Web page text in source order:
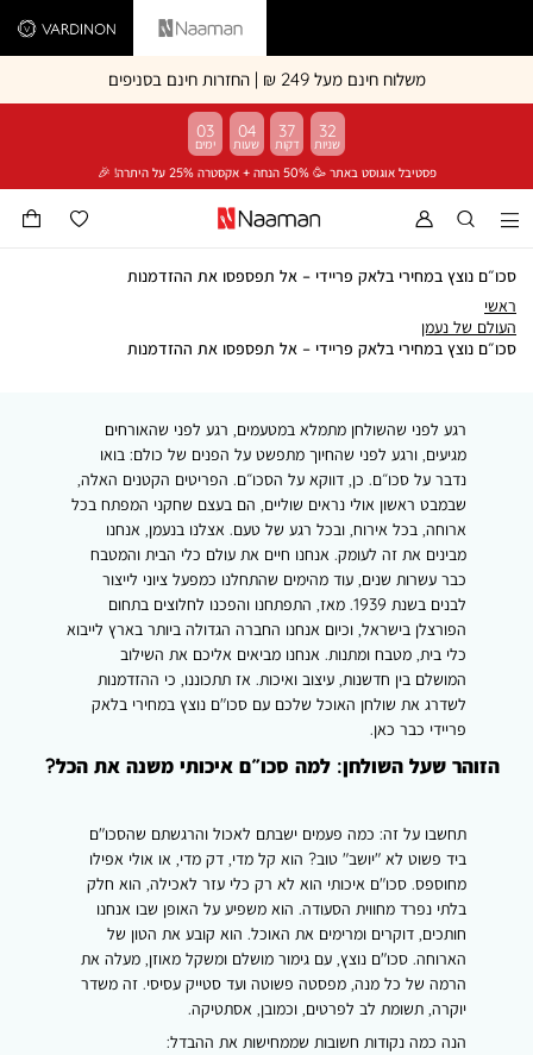
Vardinon Naaman
משלוח חינם מעל 249 ₪ | החזרות חינם בסניפים
פסטיבל אוגוסט באתר 🥳 50% הנחה + אקסטרה 25% על היתרה! 🎉
03 04 37 32
סכו״ם נוצץ במחירי בלאק פריידי – אל תפספסו את ההזדמנות
ראשי
העולם של נעמן
של
סכו״ם נוצץ במחירי בלאק פריידי – אל תפספסו את ההזדמנות
פריידי
–
אל
תפספסו
ההזדמנות
רגע לפני שהשולחן מתמלא במטעמים, רגע לפני שהאורחים
מגיעים, ורגע לפני שהחיוך מתפשט על הפנים של כולם: בואו
נדבר על סכו״ם. כן, דווקא על הסכו״ם. הפריטים הקטנים האלה,
שבמבט ראשון אולי נראים שוליים, הם בעצם שחקני המפתח בכל
ארוחה, בכל אירוח, ובכל רגע של טעם. אצלנו בנעמן, אנחנו
מבינים את זה לעומק. אנחנו חיים את עולם כלי הבית והמטבח
כבר עשרות שנים, עוד מהימים שהתחלנו כמפעל ציוני לייצור
לבנים בשנת 1939. מאז, התפתחנו והפכנו לחלוצים בתחום
הפורצלן בישראל, וכיום אנחנו החברה הגדולה ביותר בארץ לייבוא
כלי בית, מטבח ומתנות. אנחנו מביאים אליכם את השילוב
המושלם בין חדשנות, עיצוב ואיכות. אז תתכוננו, כי ההזדמנות
לשדרג את שולחן האוכל שלכם עם סכו"ם נוצץ במחירי בלאק
פריידי כבר כאן.
הזוהר שעל השולחן: למה סכו״ם איכותי משנה את הכל?
תחשבו על זה: כמה פעמים ישבתם לאכול והרגשתם שהסכו"ם
ביד פשוט לא "יושב" טוב? הוא קל מדי, דק מדי, או אולי אפילו
מחוספס. סכו"ם איכותי הוא לא רק כלי עזר לאכילה, הוא חלק
בלתי נפרד מחווית הסעודה. הוא משפיע על האופן שבו אנחנו
חותכים, דוקרים ומרימים את האוכל. הוא קובע את הטון של
הארוחה. סכו"ם נוצץ, עם גימור מושלם ומשקל מאוזן, מעלה את
הרמה של כל מנה, מפסטה פשוטה ועד סטייק עסיסי. זה משדר
יוקרה, תשומת לב לפרטים, וכמובן, אסתטיקה.
הנה כמה נקודות חשובות שממחישות את ההבדל: